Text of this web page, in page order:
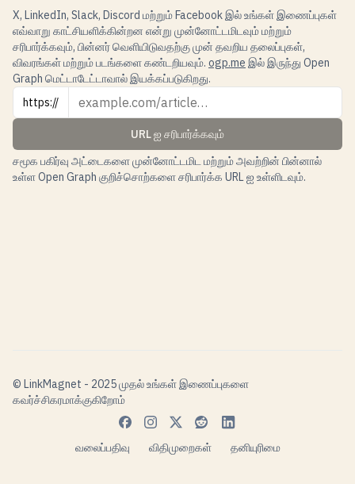
X, LinkedIn, Slack, Discord மற்றும் Facebook இல் உங்கள் இணைப்புகள்
எவ்வாறு காட்சியளிக்கின்றன என்று முன்னோட்டமிடவும் மற்றும்
சரிபார்க்கவும், பின்னர் வெளியிடுவதற்கு முன் தவறிய தலைப்புகள்,
விவரங்கள் மற்றும் படங்களை கண்டறியவும். ogp.me இல் இருந்து Open
Graph மெட்டாடேட்டாவால் இயக்கப்படுகிறது.
URL
https://
URL ஐ சரிபார்க்கவும்
சமூக பகிர்வு அட்டைகளை முன்னோட்டமிட மற்றும் அவற்றின் பின்னால்
உள்ள Open Graph குறிச்சொற்களை சரிபார்க்க URL ஐ உள்ளிடவும்.
© LinkMagnet - 2025 முதல் உங்கள் இணைப்புகளை
கவர்ச்சிகரமாக்குகிறோம்
வலைப்பதிவு விதிமுறைகள் தனியுரிமை